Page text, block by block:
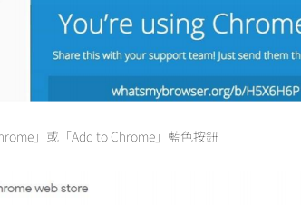
」或「Add to Chrome」藍色按鈕